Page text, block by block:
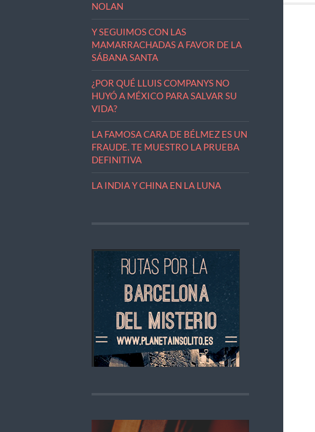
NOLAN
Y SEGUIMOS CON LAS
MAMARRACHADAS A FAVOR DE LA
SÁBANA SANTA
¿POR QUÉ LLUIS COMPANYS NO
HUYÓ A MÉXICO PARA SALVAR SU
VIDA?
LA FAMOSA CARA DE BÉLMEZ ES UN
FRAUDE. TE MUESTRO LA PRUEBA
DEFINITIVA
LA INDIA Y CHINA EN LA LUNA